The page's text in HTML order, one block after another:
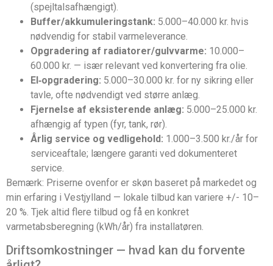
(spejltalsafhængigt).
Buffer/akkumuleringstank: 5.000–40.000 kr. hvis
nødvendig for stabil varmeleverance.
Opgradering af radiatorer/gulvvarme: 10.000–
60.000 kr. — især relevant ved konvertering fra olie.
El‑opgradering: 5.000–30.000 kr. for ny sikring eller
tavle, ofte nødvendigt ved større anlæg.
Fjernelse af eksisterende anlæg: 5.000–25.000 kr.
afhængig af typen (fyr, tank, rør).
Årlig service og vedligehold: 1.000–3.500 kr./år for
serviceaftale; længere garanti ved dokumenteret
service.
Bemærk: Priserne ovenfor er skøn baseret på markedet og
min erfaring i Vestjylland — lokale tilbud kan variere +/- 10–
20 %. Tjek altid flere tilbud og få en konkret
varmetabsberegning (kWh/år) fra installatøren.
Driftsomkostninger — hvad kan du forvente